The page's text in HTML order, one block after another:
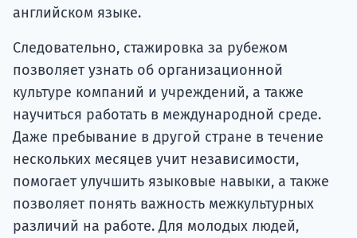
английском языке.
Следовательно, стажировка за рубежом
позволяет узнать об организационной
культуре компаний и учреждений, а также
научиться работать в международной среде.
Даже пребывание в другой стране в течение
нескольких месяцев учит независимости,
помогает улучшить языковые навыки, а также
позволяет понять важность межкультурных
различий на работе. Для молодых людей,